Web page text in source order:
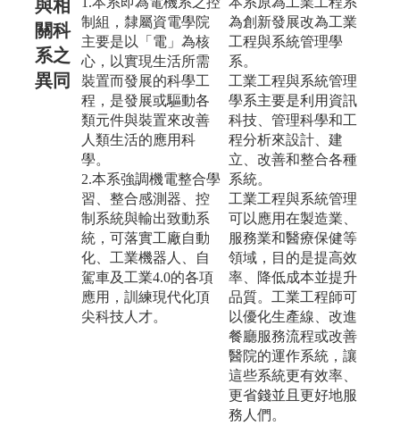
與相
關科
系之
異同
制組，隸屬資電學院
主要是以「電」為核
心，以實現生活所需
裝置而發展的科學工
程，是發展或驅動各
類元件與裝置來改善
人類生活的應用科
學。
2.本系強調機電整合學
習、整合感測器、控
制系統與輸出致動系
統，可落實工廠自動
化、工業機器人、自
駕車及工業4.0的各項
應用，訓練現代化頂
尖科技人才。
為創新發展改為工業
工程與系統管理學
系。
工業工程與系統管理
學系主要是利用資訊
科技、管理科學和工
程分析來設計、建
立、改善和整合各種
系統。
工業工程與系統管理
可以應用在製造業、
服務業和醫療保健等
領域，目的是提高效
率、降低成本並提升
品質。工業工程師可
以優化生產線、改進
餐廳服務流程或改善
醫院的運作系統，讓
這些系統更有效率、
更省錢並且更好地服
務人們。